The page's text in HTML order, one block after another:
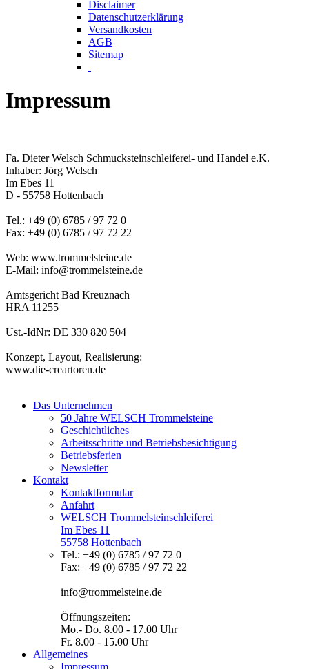
Disclaimer
Datenschutzerklärung
Versandkosten
AGB
Sitemap
Impressum
Fa. Dieter Welsch Schmucksteinschleiferei- und Handel e.K.
Inhaber: Jörg Welsch
Im Ebes 11
D - 55758 Hottenbach
Tel.: +49 (0) 6785 / 97 72 0
Fax: +49 (0) 6785 / 97 72 22
Web: www.trommelsteine.de
E-Mail: info@trommelsteine.de
Amtsgericht Bad Kreuznach
HRA 11255
Ust.-IdNr: DE 330 820 504
Konzept, Layout, Realisierung:
www.die-creartoren.de
Das Unternehmen
50 Jahre WELSCH Trommelsteine
Geschichtliches
Arbeitsschritte und Betriebsbesichtigung
Betriebsferien
Newsletter
Kontakt
Kontaktformular
Anfahrt
WELSCH Trommelsteinschleiferei
Im Ebes 11
55758 Hottenbach
Tel.: +49 (0) 6785 / 97 72 0
Fax: +49 (0) 6785 / 97 72 22
info@trommelsteine.de
Öffnungszeiten:
Mo.- Do. 8.00 - 17.00 Uhr
Fr. 8.00 - 15.00 Uhr
Allgemeines
Impressum